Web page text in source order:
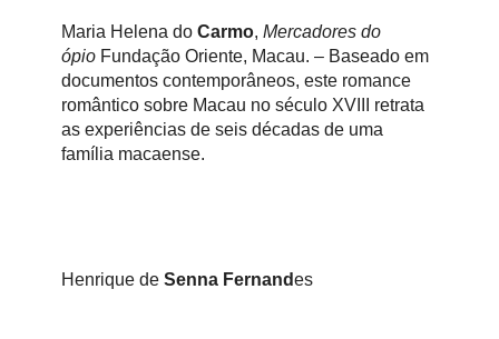
Maria Helena do Carmo, Mercadores do
ópioFundação Oriente, Macau. – Baseado em
documentos contemporâneos, este romance
romântico sobre Macau no século XVIII retrata
as experiências de seis décadas de uma
família macaense.
Henrique de Senna Fernandes